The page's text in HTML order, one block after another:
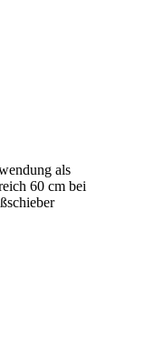
als
60 cm bei